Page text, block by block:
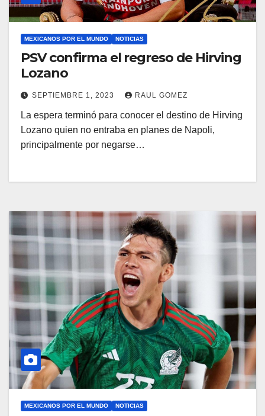
MEXICANOS POR EL MUNDO NOTICIAS
PSV confirma el regreso de Hirving
Lozano
SEPTIEMBRE 1, 2023 RAUL GOMEZ
La espera terminó para conocer el destino de Hirving
Lozano quien no entraba en planes de Napoli,
principalmente por negarse…
MEXICANOS POR EL MUNDO NOTICIAS